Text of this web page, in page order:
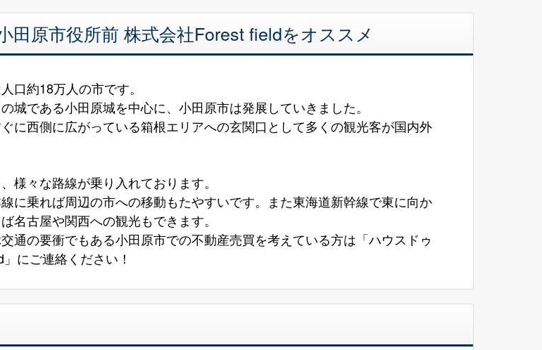
原市役所前 株式会社Forest fieldをオススメ
口約18万人の市です。
城である小田原城を中心に、小田原市は発展していきました。
に西側に広がっている箱根エリアへの玄関口として多くの観光客が国内外
様々な路線が乗り入れております。
に乗れば周辺の市への移動もたやすいです。また東海道新幹線で東に向か
名古屋や関西への観光もできます。
通の要衝でもある小田原市での不動産売買を考えている方は「ハウスドゥ
にご連絡ください！